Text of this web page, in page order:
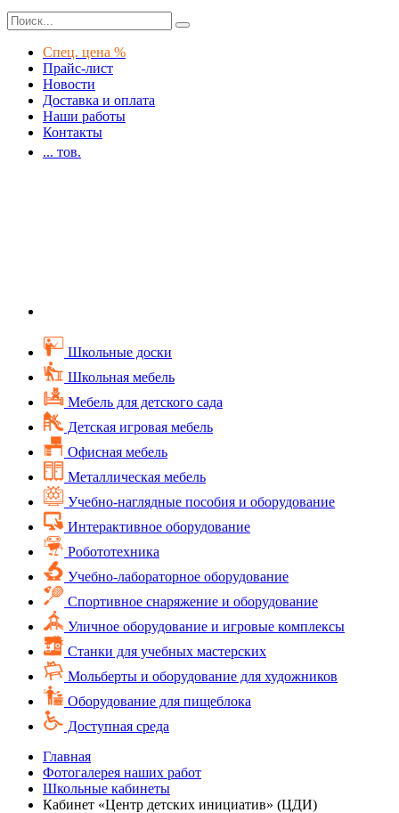
Спец. цена %
Прайс-лист
Новости
Доставка и оплата
Наши работы
Контакты
... тов.
Школьные доски
Школьная мебель
Мебель для детского сада
Детская игровая мебель
Офисная мебель
Металлическая мебель
Учебно-наглядные пособия и оборудование
Интерактивное оборудование
Робототехника
Учебно-лабораторное оборудование
Спортивное снаряжение и оборудование
Уличное оборудование и игровые комплексы
Cтанки для учебных мастерских
Мольберты и оборудование для художников
Оборудование для пищеблока
Доступная среда
Главная
Фотогалерея наших работ
Школьные кабинеты
Кабинет «Центр детских инициатив» (ЦДИ)